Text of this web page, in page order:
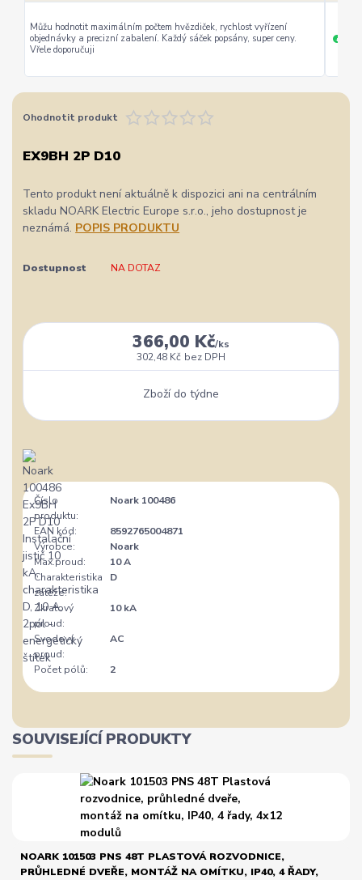
Můžu hodnotit maximálním počtem hvězdiček, rychlost vyřízení
objednávky a precizní zabalení. Každý sáček popsány, super ceny.
Vřele doporučuji
+
Ohodnotit produkt
EX9BH 2P D10
Tento produkt není aktuálně k dispozici ani na centrálním
skladu NOARK Electric Europe s.r.o., jeho dostupnost je
neznámá. POPIS PRODUKTU
Dostupnost NA DOTAZ
366,00 Kč/ks
302,48 Kč bez DPH
Zboží do týdne
Číslo
produktu:
Noark 100486
EAN kód:
8592765004871
Výrobce:
Noark
Max.proud:
10 A
Charakteristika
zátěže:
D
Zkratový
proud:
10 kA
Svodový
proud:
AC
Počet pólů: 2
SOUVISEJÍCÍ PRODUKTY
NOARK 101503 PNS 48T PLASTOVÁ ROZVODNICE,
PRŮHLEDNÉ DVEŘE, MONTÁŽ NA OMÍTKU, IP40, 4 ŘADY,